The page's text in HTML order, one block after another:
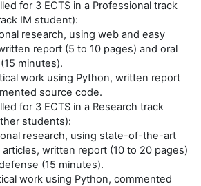
for 3 ECTS in a Professional track
IM student):
research, using web and easy
report (5 to 10 pages) and oral
minutes).
work using Python, written report
source code.
for 3 ECTS in a Research track
students):
research, using state-of-the-art
articles, written report (10 to 20 pages)
(15 minutes).
work using Python, commented